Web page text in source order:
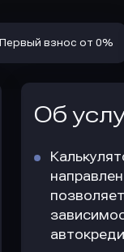
Первый взнос от 0%
Об